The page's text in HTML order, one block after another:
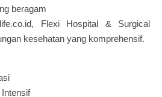
beragam
Flexi Hospital & Surgical
kesehatan yang komprehensif.